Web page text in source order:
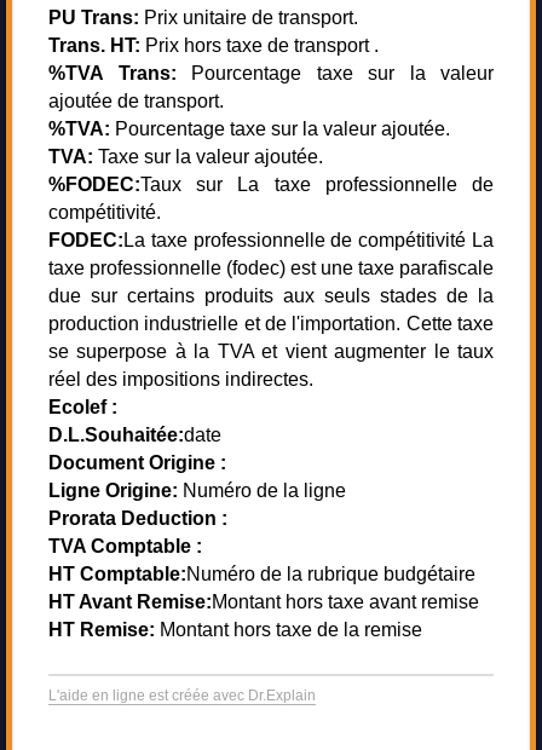
PU Trans: Prix unitaire de transport.
Trans. HT: Prix hors taxe de transport .
%TVA Trans: Pourcentage taxe sur la valeur
ajoutée de transport.
%TVA: Pourcentage taxe sur la valeur ajoutée.
TVA: Taxe sur la valeur ajoutée.
%FODEC:Taux sur La taxe professionnelle de
compétitivité.
FODEC: La taxe professionnelle de compétitivité La
taxe professionnelle (fodec) est une taxe parafiscale
due sur certains produits aux seuls stades de la
production industrielle et de l'importation. Cette taxe
se superpose à la TVA et vient augmenter le taux
réel des impositions indirectes.
Ecolef :
D.L.Souhaitée:date
Document Origine :
Ligne Origine: Numéro de la ligne
Prorata Deduction :
TVA Comptable :
HT Comptable:Numéro de la rubrique budgétaire
HT Avant Remise:Montant hors taxe avant remise
HT Remise: Montant hors taxe de la remise
L'aide en ligne est créée avec Dr.Explain